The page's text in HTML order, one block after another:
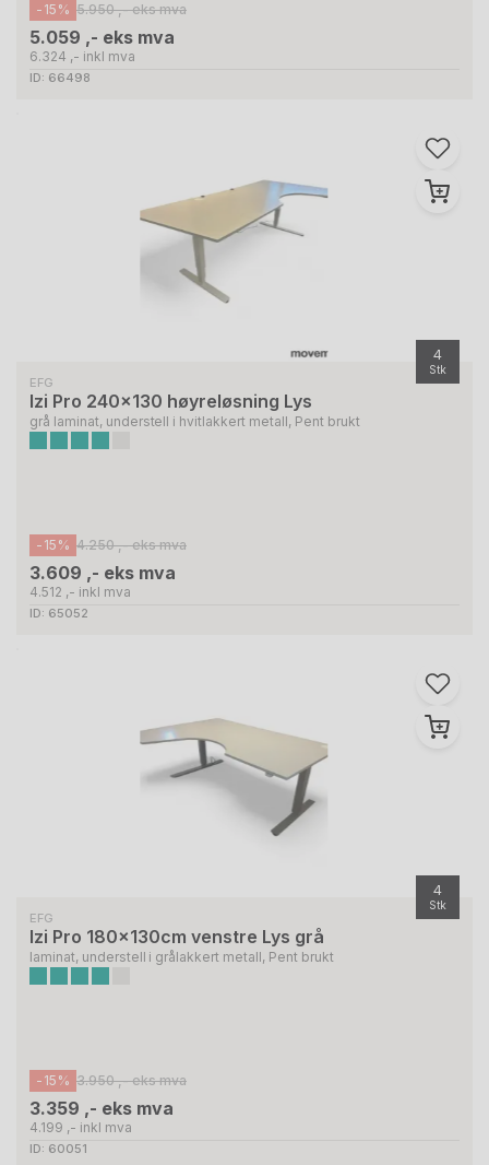
-15% 5.950 ,- eks mva
5.059 ,- eks mva
6.324 ,- inkl mva
ID: 66498
4
Stk
EFG
Izi Pro 240x130 høyreløsning Lys
grå laminat, understell i hvitlakkert metall, Pent brukt
-15% 4.250 ,- eks mva
3.609 ,- eks mva
4.512 ,- inkl mva
ID: 65052
4
Stk
EFG
Izi Pro 180x130cm venstre Lys grå
laminat, understell i grålakkert metall, Pent brukt
-15% 3.950 ,- eks mva
3.359 ,- eks mva
4.199 ,- inkl mva
ID: 60051